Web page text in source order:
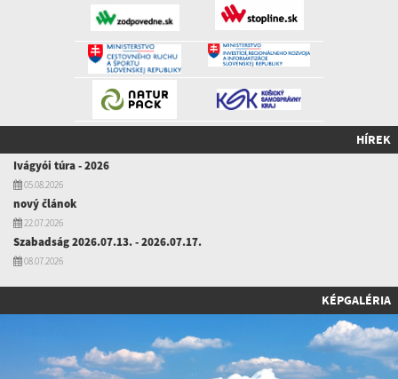
HÍREK
Ivágyói túra - 2026
05.08.2026
nový článok
22.07.2026
Szabadság 2026.07.13. - 2026.07.17.
08.07.2026
KÉPGALÉRIA